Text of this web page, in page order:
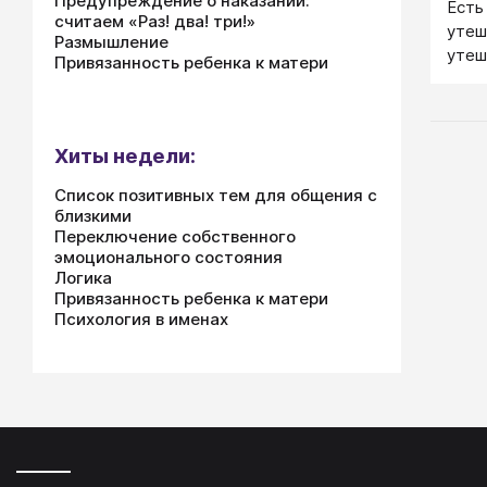
считаем «Раз! два! три!»
Размышление
Привязанность ребенка к матери
Хиты недели:
Список позитивных тем для общения с
близкими
Переключение собственного
эмоционального состояния
Логика
Привязанность ребенка к матери
Психология в именах